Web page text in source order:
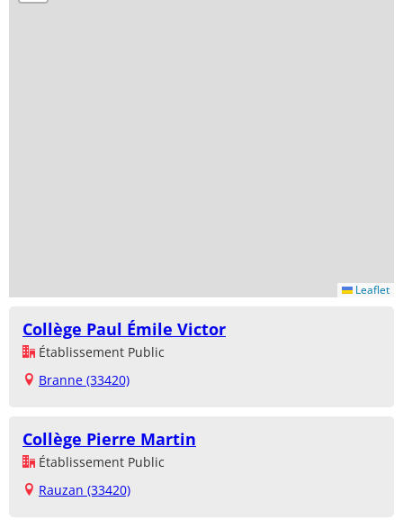
Leaflet
Collège Paul Émile Victor
Établissement Public
Branne (33420)
Collège Pierre Martin
Établissement Public
Rauzan (33420)